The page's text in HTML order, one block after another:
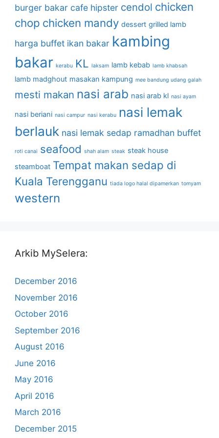
burger bakar cafe hipster cendol chicken
chop chicken mandy dessert grilled lamb
harga buffet ikan bakar kambing
bakar kerabu KL laksam lamb kebab lamb khabsah
lamb madghout masakan kampung mee bandung udang galah
mesti makan nasi arab nasi arab kl nasi ayam
nasi beriani nasi campur nasi kerabu nasi lemak
berlauk nasi lemak sedap ramadhan buffet
roti canai seafood shah alam steak steak house
steamboat Tempat makan sedap di
Kuala Terengganu tiada logo halal dipamerkan tomyam
western
Arkib MySelera:
December 2016
November 2016
October 2016
September 2016
August 2016
June 2016
May 2016
April 2016
March 2016
December 2015